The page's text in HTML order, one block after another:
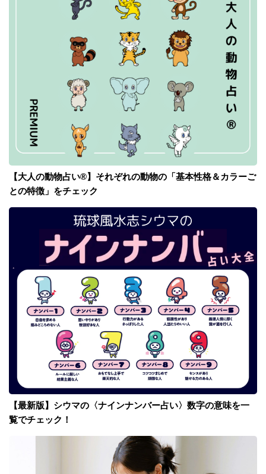
【大人の動物占い®】それぞれの動物の「基本性格＆カラーご
との特徴」をチェック
【最新版】シウマの〈ナインナンバー占い〉数字の意味を一
覧でチェック！